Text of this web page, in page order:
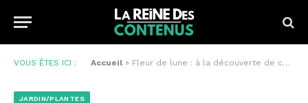
VOUS ÊTES ICI : Accueil » Fleur de lune : à la découverte de cette plante mystérieuse
JARDIN/PLANTES